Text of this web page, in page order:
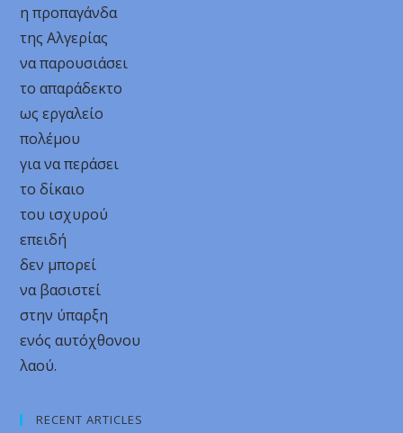
η προπαγάνδα
της Αλγερίας
να παρουσιάσει
το απαράδεκτο
ως εργαλείο
πολέμου
για να περάσει
το δίκαιο
του ισχυρού
επειδή
δεν μπορεί
να βασιστεί
στην ύπαρξη
ενός αυτόχθονου
λαού.
RECENT ARTICLES